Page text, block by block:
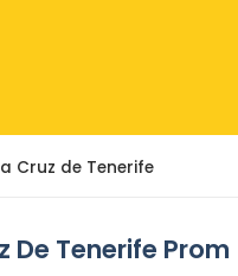
Cruz de Tenerife
Tenerife Prom